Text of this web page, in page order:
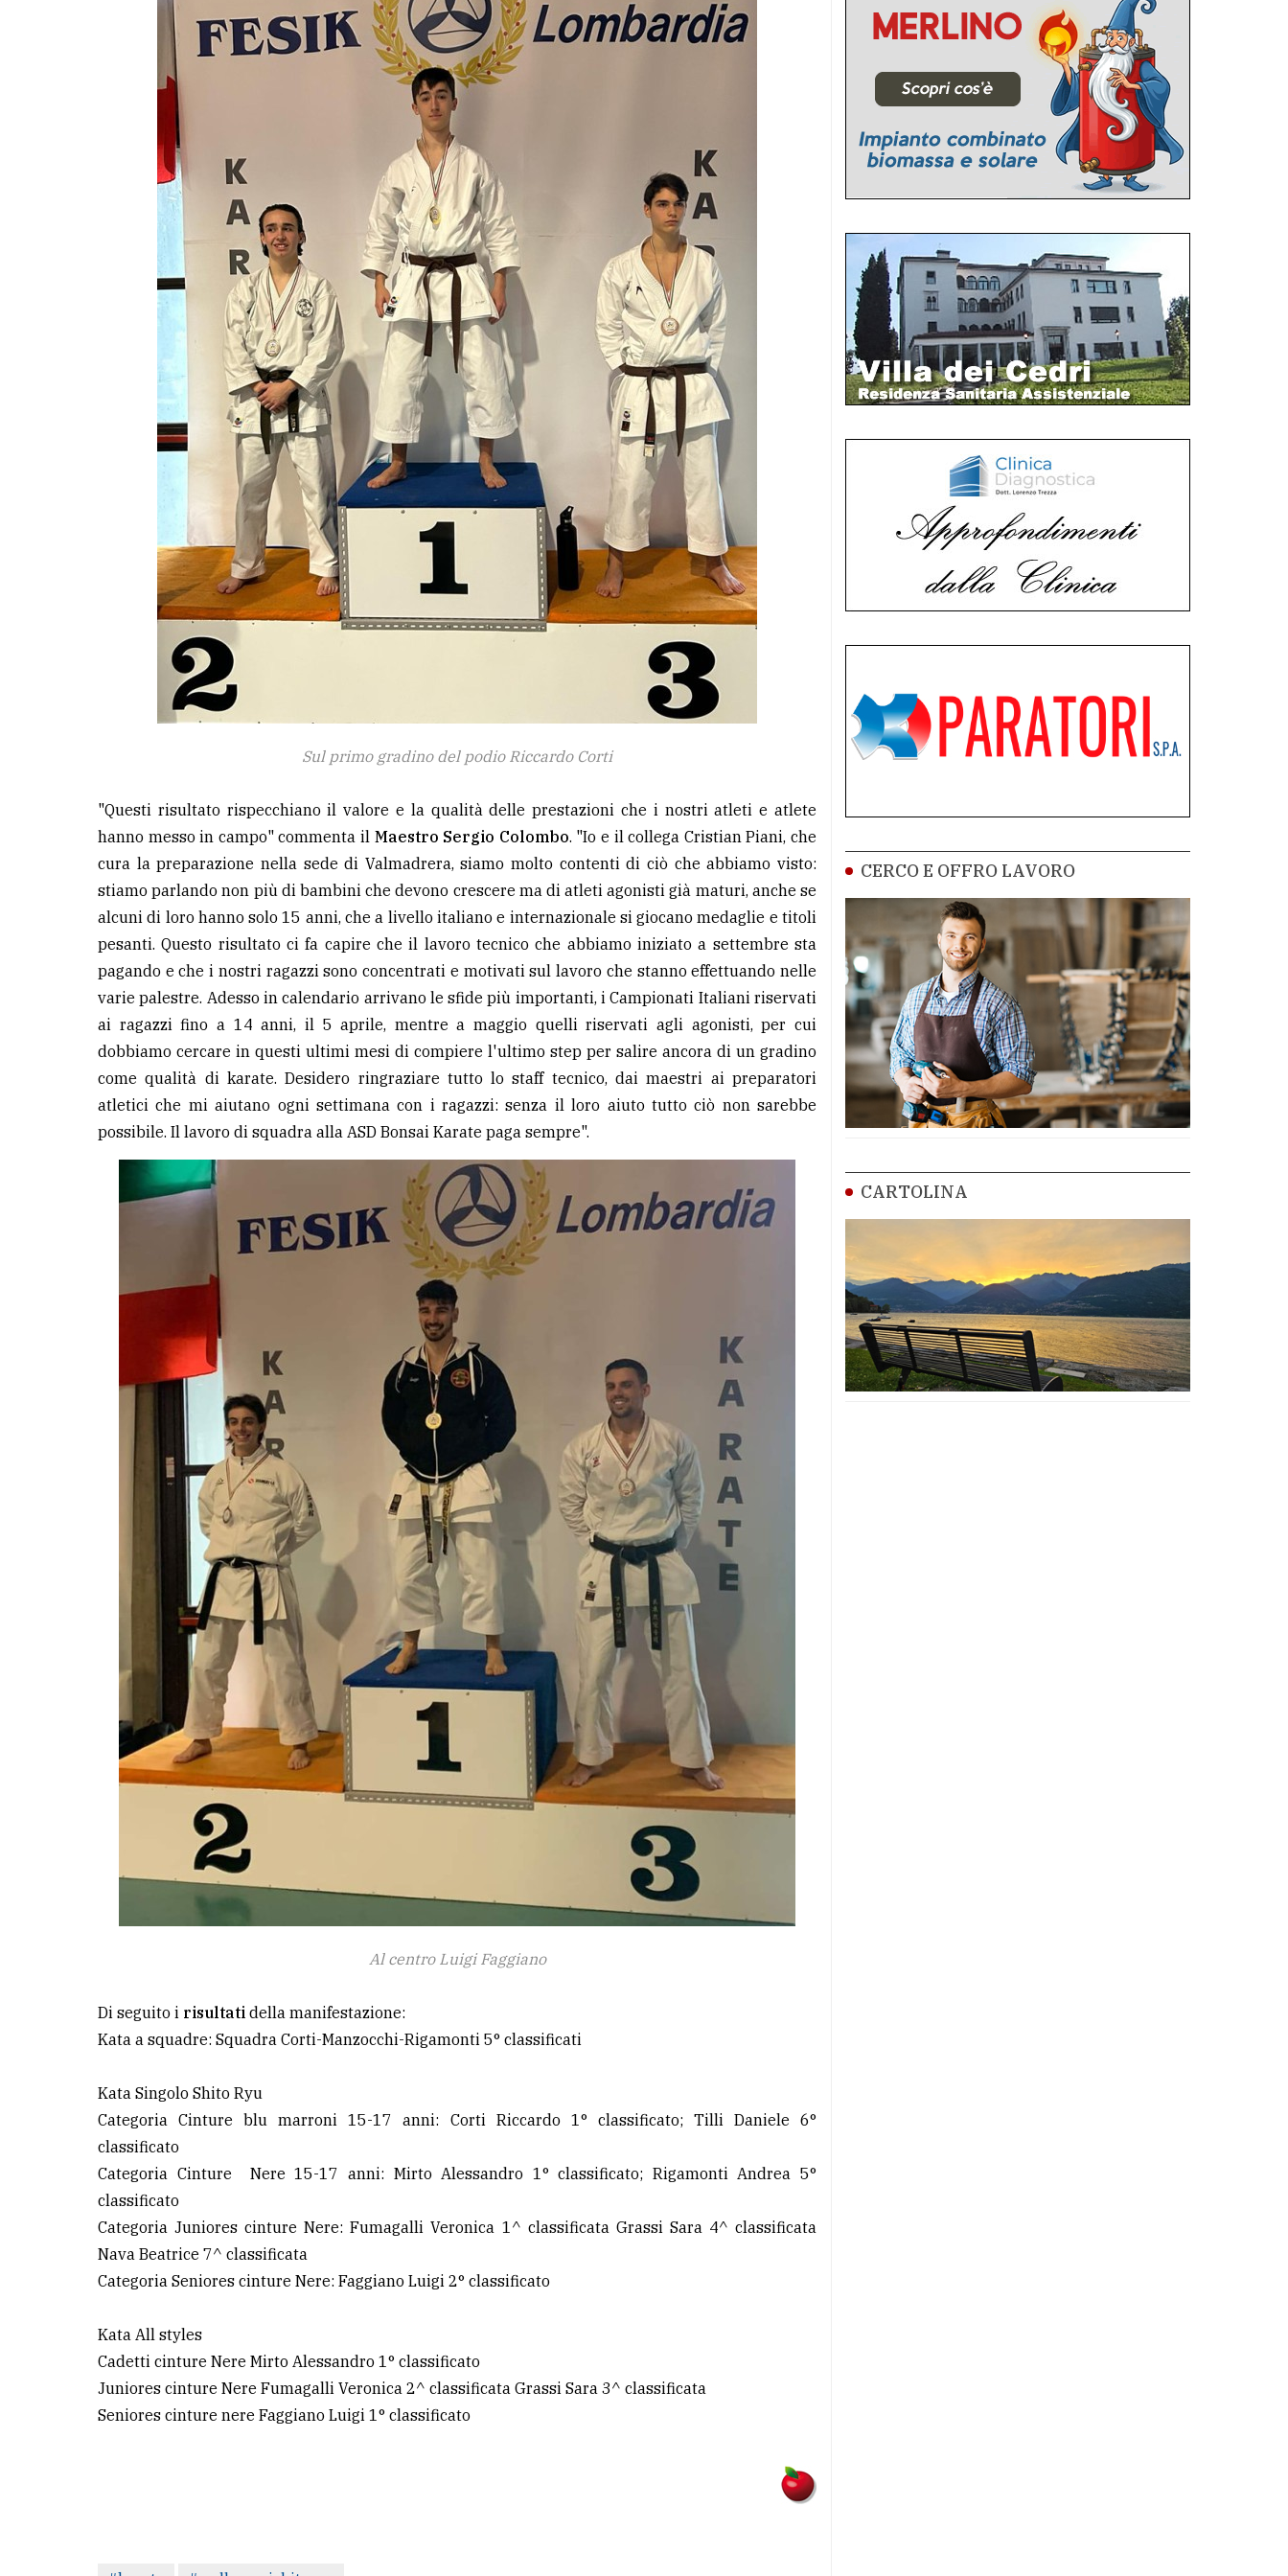
Sul primo gradino del podio Riccardo Corti
"Questi risultato rispecchiano il valore e la qualità delle prestazioni che i nostri atleti e atlete
hanno messo in campo" commenta il Maestro Sergio Colombo. "Io e il collega Cristian Piani, che
cura la preparazione nella sede di Valmadrera, siamo molto contenti di ciò che abbiamo visto:
stiamo parlando non più di bambini che devono crescere ma di atleti agonisti già maturi, anche se
alcuni di loro hanno solo 15 anni, che a livello italiano e internazionale si giocano medaglie e titoli
pesanti. Questo risultato ci fa capire che il lavoro tecnico che abbiamo iniziato a settembre sta
pagando e che i nostri ragazzi sono concentrati e motivati sul lavoro che stanno effettuando nelle
varie palestre. Adesso in calendario arrivano le sfide più importanti, i Campionati Italiani riservati
ai ragazzi fino a 14 anni, il 5 aprile, mentre a maggio quelli riservati agli agonisti, per cui
dobbiamo cercare in questi ultimi mesi di compiere l'ultimo step per salire ancora di un gradino
come qualità di karate. Desidero ringraziare tutto lo staff tecnico, dai maestri ai preparatori
atletici che mi aiutano ogni settimana con i ragazzi: senza il loro aiuto tutto ciò non sarebbe
possibile. Il lavoro di squadra alla ASD Bonsai Karate paga sempre".
Al centro Luigi Faggiano
Di seguito i risultati della manifestazione:
Kata a squadre: Squadra Corti-Manzocchi-Rigamonti 5° classificati
Kata Singolo Shito Ryu
Categoria Cinture blu marroni 15-17 anni: Corti Riccardo 1° classificato; Tilli Daniele 6°
classificato
Categoria Cinture Nere 15-17 anni: Mirto Alessandro 1° classificato; Rigamonti Andrea 5°
classificato
Categoria Juniores cinture Nere: Fumagalli Veronica 1^ classificata Grassi Sara 4^ classificata
Nava Beatrice 7^ classificata
Categoria Seniores cinture Nere: Faggiano Luigi 2° classificato
Kata All styles
Cadetti cinture Nere Mirto Alessandro 1° classificato
Juniores cinture Nere Fumagalli Veronica 2^ classificata Grassi Sara 3^ classificata
Seniores cinture nere Faggiano Luigi 1° classificato
CERCO E OFFRO LAVORO
CARTOLINA